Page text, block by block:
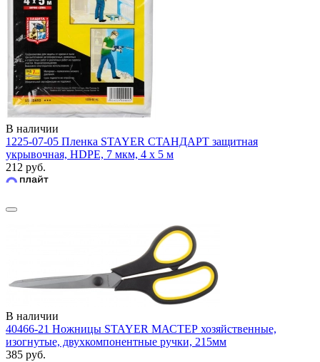
В наличии
1225-07-05 Пленка STAYER СТАНДАРТ защитная
укрывочная, HDPE, 7 мкм, 4 х 5 м
212 руб.
В наличии
40466-21 Ножницы STAYER МАСТЕР хозяйственные,
изогнутые, двухкомпонентные ручки, 215мм
385 руб.